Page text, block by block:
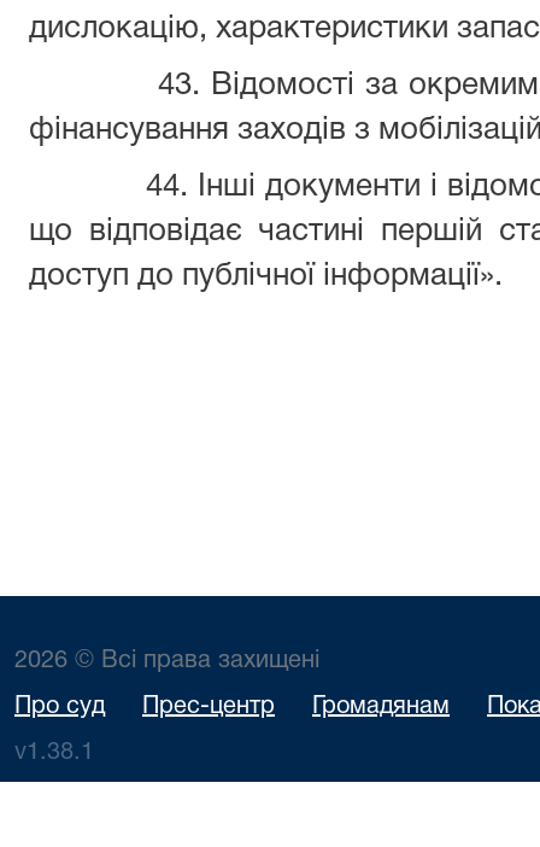
дислокацію, характеристики
43. Відомості за
фінансування заходів з
44. Інші документи і
що відповідає частині першій
доступ до публічної інформації».
2026 © Всі права захищені
Про суд Прес-центр Громадянам
v1.38.1